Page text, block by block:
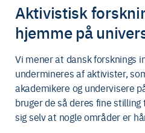
Aktivistisk
hjemme på
Vi mener at dansk forsknings
undermineres af aktivister,
akademikere og undervisere
bruger de så deres fine
sig selv at nogle områder er